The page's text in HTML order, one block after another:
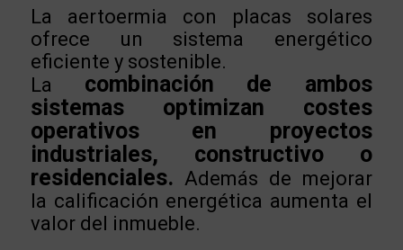
La aertoermia con placas solares
ofrece un sistema energético
eficiente y sostenible.
La combinación de ambos
sistemas optimizan costes
operativos en proyectos
industriales, constructivo o
residenciales. Además de mejorar
la calificación energética aumenta el
valor del inmueble.